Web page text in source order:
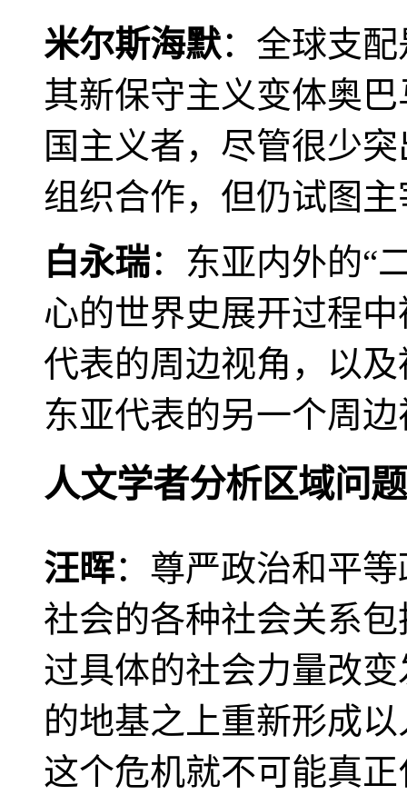
米尔斯海默：全球支
其新保守主义变体奥
国主义者，尽管很少
组织合作，但仍试图
白永瑞：东亚内外的“
心的世界史展开过程
代表的周边视角，以
东亚代表的另一个周
人文学者分析区域问题
汪晖：尊严政治和平
社会的各种社会关系
过具体的社会力量改
的地基之上重新形成
这个危机就不可能真